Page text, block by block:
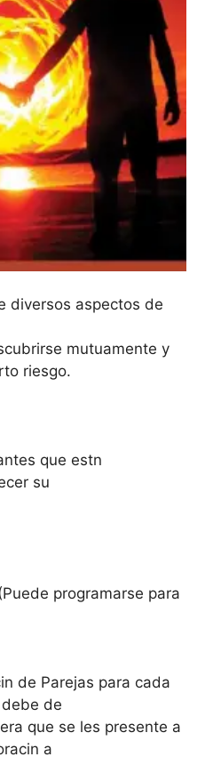
diversos aspectos de
mutuamente y
riesgo.
que estn
su
programarse para
de Parejas para cada
de
que se les presente a
a